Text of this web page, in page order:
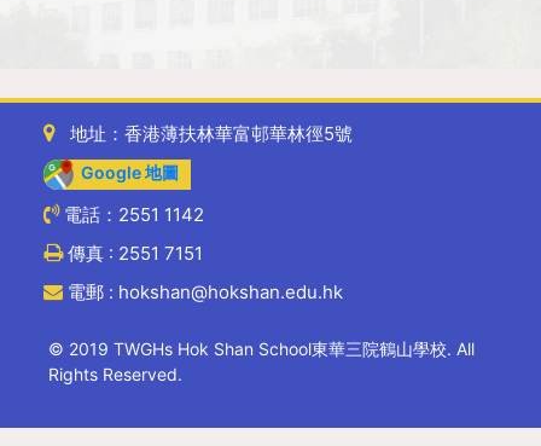
地址：香港薄扶林華富邨華林徑5號
Google 地圖
電話：2551 1142
傳真 : 2551 7151
電郵 : hokshan@hokshan.edu.hk
© 2019 TWGHs Hok Shan School東華三院鶴山學校. All
Rights Reserved.